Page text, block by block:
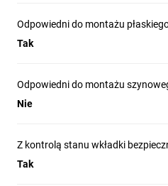
Odpowiedni do montażu
Tak
Odpowiedni do montażu
Nie
Z kontrolą stanu wkładki
Tak